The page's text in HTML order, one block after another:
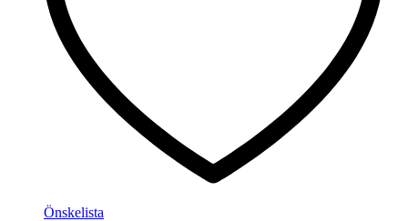
Önskelista